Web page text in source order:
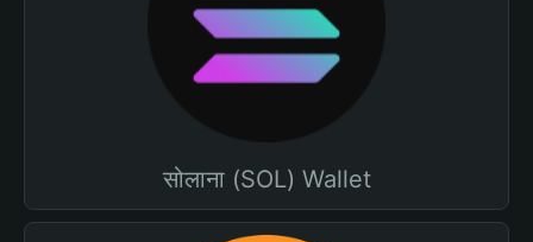
सोलाना (SOL) Wallet